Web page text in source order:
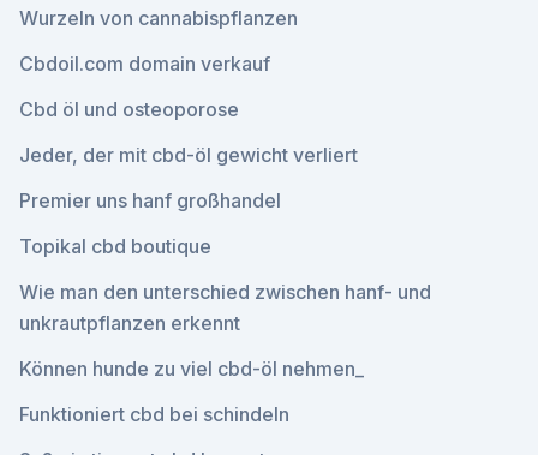
Wurzeln von cannabispflanzen
Cbdoil.com domain verkauf
Cbd öl und osteoporose
Jeder, der mit cbd-öl gewicht verliert
Premier uns hanf großhandel
Topikal cbd boutique
Wie man den unterschied zwischen hanf- und
unkrautpflanzen erkennt
Können hunde zu viel cbd-öl nehmen_
Funktioniert cbd bei schindeln